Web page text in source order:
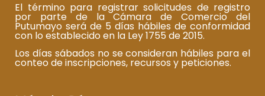
El término para registrar solicitudes de registro
por parte de la Cámara de Comercio del
Putumayo será de 5 días hábiles de conformidad
con lo establecido en la Ley 1755 de 2015.
Los días sábados no se consideran hábiles para el
conteo de inscripciones, recursos y peticiones.